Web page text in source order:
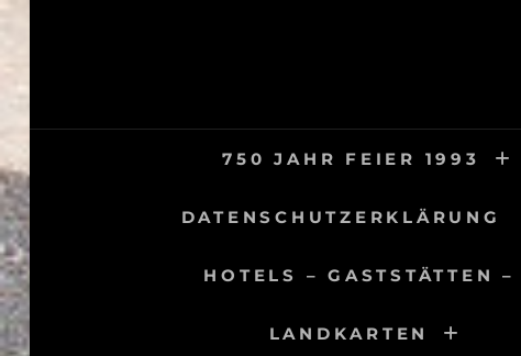
750 JAHR FEIER 1993
DATENSCHUTZERKLÄRUNG
HOTELS – GASTSTÄTTEN –
LANDKARTEN